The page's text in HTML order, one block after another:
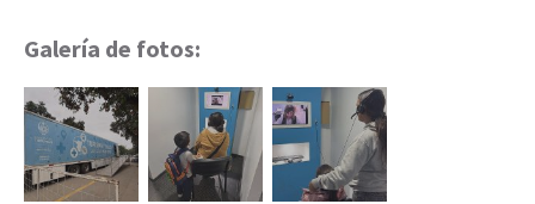
Galería de fotos: